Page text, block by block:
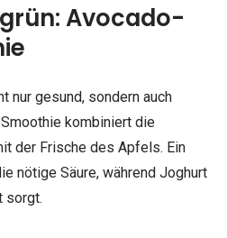
Avocado-
nur gesund, sondern auch
kombiniert die
der Frische des Apfels. Ein
nötige Säure, während Joghurt
sorgt.